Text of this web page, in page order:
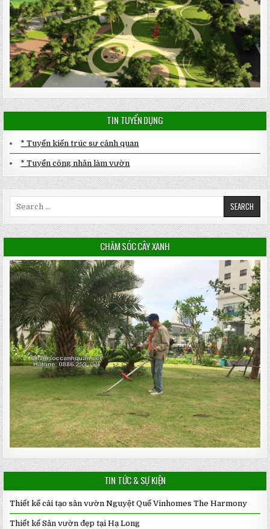
TIN TUYỂN DỤNG
* Tuyển kiến trúc sư cảnh quan
* Tuyển công nhân làm vườn
CHĂM SÓC CÂY XANH
TIN TỨC & SỰ KIỆN
Thiết kế cải tạo sân vườn Nguyệt Quế Vinhomes The Harmony
Thiết kế Sân vườn đẹp tại Hạ Long